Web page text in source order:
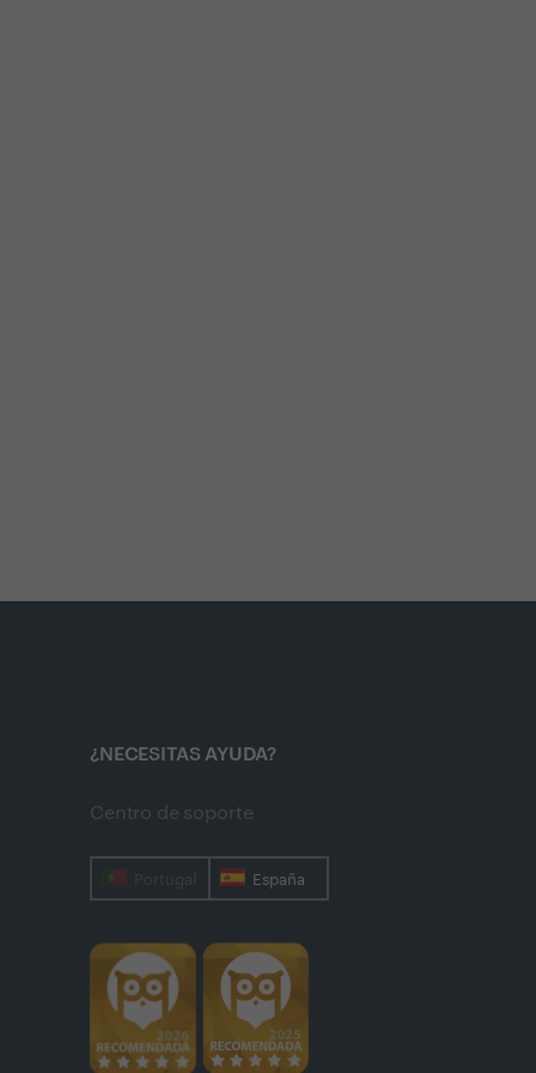
¿NECESITAS AYUDA?
Centro de soporte
Portugal España